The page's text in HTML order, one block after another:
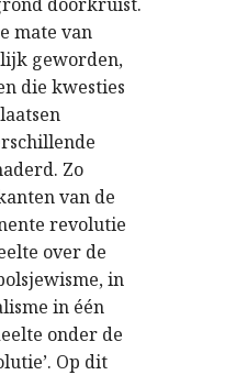
mate van
geworden,
die kwesties
Zo
van de
revolutie
over de
in
in één
onder de
Op dit